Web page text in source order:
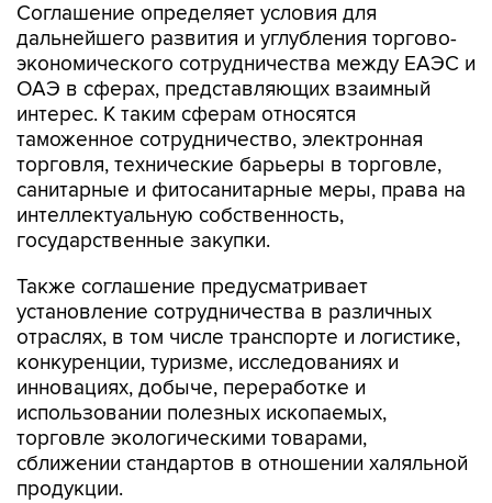
Соглашение определяет условия для
дальнейшего развития и углубления торгово-
экономического сотрудничества между ЕАЭС и
ОАЭ в сферах, представляющих взаимный
интерес. К таким сферам относятся
таможенное сотрудничество, электронная
торговля, технические барьеры в торговле,
санитарные и фитосанитарные меры, права на
интеллектуальную собственность,
государственные закупки.
Также соглашение предусматривает
установление сотрудничества в различных
отраслях, в том числе транспорте и логистике,
конкуренции, туризме, исследованиях и
инновациях, добыче, переработке и
использовании полезных ископаемых,
торговле экологическими товарами,
сближении стандартов в отношении халяльной
продукции.